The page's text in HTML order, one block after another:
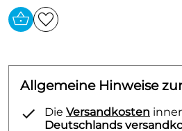
Allgemeine Hinweise
Die Versandkosten
Deutschlands